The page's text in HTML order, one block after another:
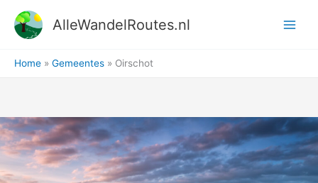
naar
AlleWandelRoutes.nl
Home Gemeentes Oirschot